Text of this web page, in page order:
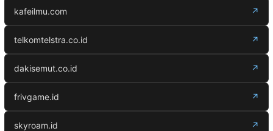
kafeilmu.com ↗
telkomtelstra.co.id ↗
dakisemut.co.id ↗
frivgame.id ↗
skyroam.id ↗